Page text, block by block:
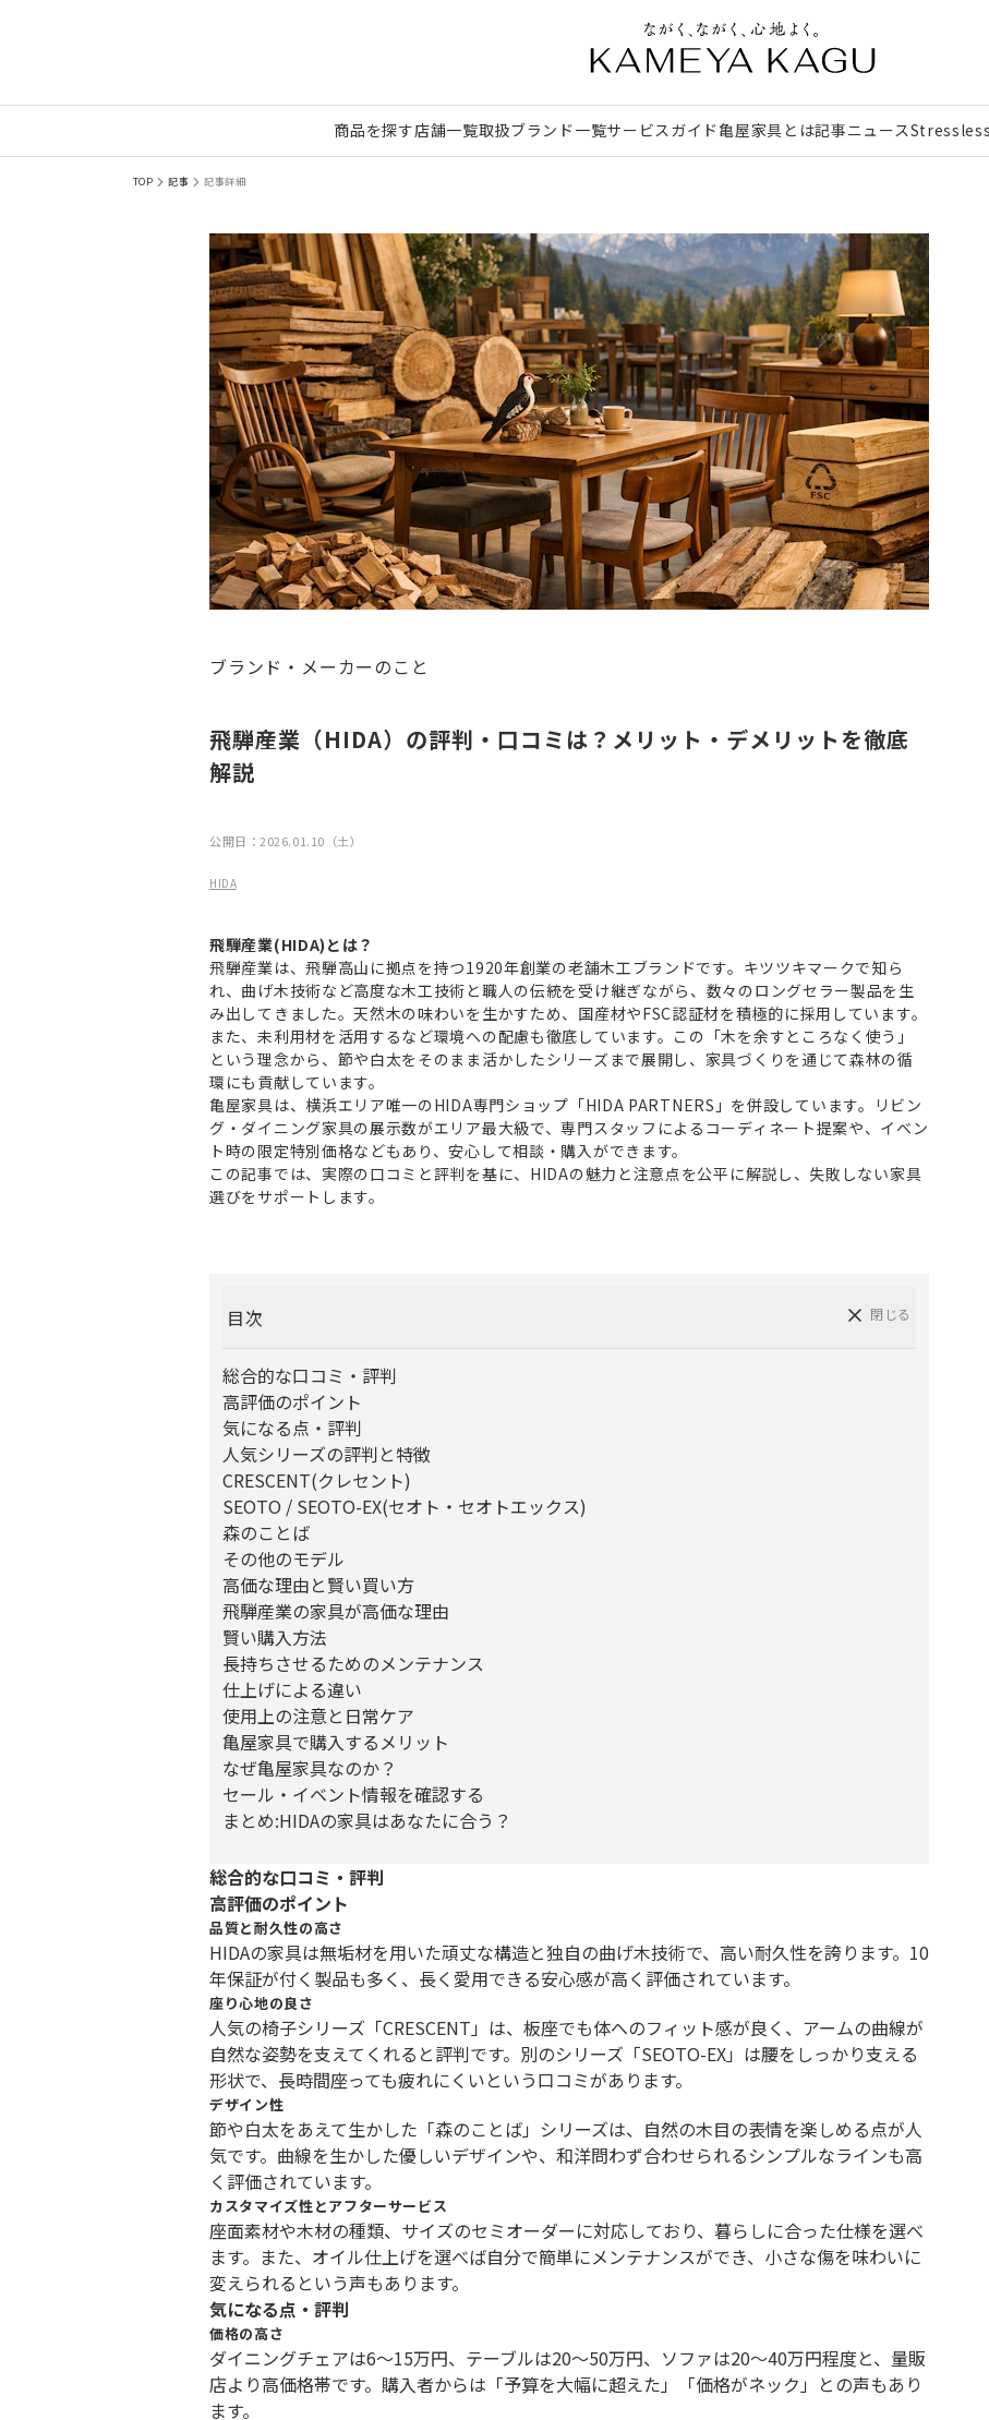
商品を探す店舗一覧取扱ブランド一覧サービスガイド亀屋家具とは記事ニュース
TOP 記事 記事詳細
ブランド・メーカーのこと
飛騨産業（HIDA）の評判・口コミは？メリット・デメリットを徹底
解説
公開日：2026.01.10（土）
HIDA
飛騨産業(HIDA)とは？
飛騨産業は、飛騨高山に拠点を持つ1920年創業の老舗木工ブランドです。キツツキマークで知ら
れ、曲げ木技術など高度な木工技術と職人の伝統を受け継ぎながら、数々のロングセラー製品を生
み出してきました。天然木の味わいを生かすため、国産材やFSC認証材を積極的に採用しています。
また、未利用材を活用するなど環境への配慮も徹底しています。この「木を余すところなく使う」
という理念から、節や白太をそのまま活かしたシリーズまで展開し、家具づくりを通じて森林の循
環にも貢献しています。
亀屋家具は、横浜エリア唯一のHIDA専門ショップ「HIDA PARTNERS」を併設しています。リビン
グ・ダイニング家具の展示数がエリア最大級で、専門スタッフによるコーディネート提案や、イベン
ト時の限定特別価格などもあり、安心して相談・購入ができます。
この記事では、実際の口コミと評判を基に、HIDAの魅力と注意点を公平に解説し、失敗しない家具
選びをサポートします。
目次 閉じる
総合的な口コミ・評判
高評価のポイント
気になる点・評判
人気シリーズの評判と特徴
CRESCENT(クレセント)
SEOTO / SEOTO-EX(セオト・セオトエックス)
森のことば
その他のモデル
高価な理由と賢い買い方
飛騨産業の家具が高価な理由
賢い購入方法
長持ちさせるためのメンテナンス
仕上げによる違い
使用上の注意と日常ケア
亀屋家具で購入するメリット
なぜ亀屋家具なのか？
セール・イベント情報を確認する
まとめ:HIDAの家具はあなたに合う？
総合的な口コミ・評判
高評価のポイント
品質と耐久性の高さ
HIDAの家具は無垢材を用いた頑丈な構造と独自の曲げ木技術で、高い耐久性を誇ります。10
年保証が付く製品も多く、長く愛用できる安心感が高く評価されています。
座り心地の良さ
人気の椅子シリーズ「CRESCENT」は、板座でも体へのフィット感が良く、アームの曲線が
自然な姿勢を支えてくれると評判です。別のシリーズ「SEOTO-EX」は腰をしっかり支える
形状で、長時間座っても疲れにくいという口コミがあります。
デザイン性
節や白太をあえて生かした「森のことば」シリーズは、自然の木目の表情を楽しめる点が人
気です。曲線を生かした優しいデザインや、和洋問わず合わせられるシンプルなラインも高
く評価されています。
カスタマイズ性とアフターサービス
座面素材や木材の種類、サイズのセミオーダーに対応しており、暮らしに合った仕様を選べ
ます。また、オイル仕上げを選べば自分で簡単にメンテナンスができ、小さな傷を味わいに
変えられるという声もあります。
気になる点・評判
価格の高さ
ダイニングチェアは6〜15万円、テーブルは20〜50万円、ソファは20〜40万円程度と、量販
店より高価格帯です。購入者からは「予算を大幅に超えた」「価格がネック」との声もあり
ます。